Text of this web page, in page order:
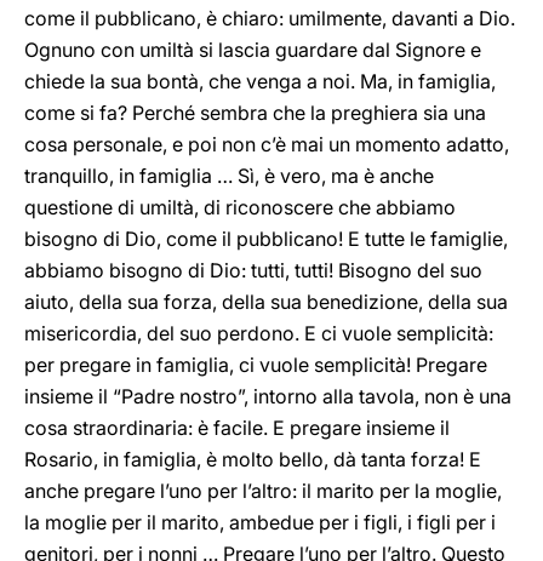
come il pubblicano, è chiaro: umilmente, davanti a Dio.
Ognuno con umiltà si lascia guardare dal Signore e
chiede la sua bontà, che venga a noi. Ma, in famiglia,
come si fa? Perché sembra che la preghiera sia una
cosa personale, e poi non c’è mai un momento adatto,
tranquillo, in famiglia … Sì, è vero, ma è anche
questione di umiltà, di riconoscere che abbiamo
bisogno di Dio, come il pubblicano! E tutte le famiglie,
abbiamo bisogno di Dio: tutti, tutti! Bisogno del suo
aiuto, della sua forza, della sua benedizione, della sua
misericordia, del suo perdono. E ci vuole semplicità:
per pregare in famiglia, ci vuole semplicità! Pregare
insieme il “Padre nostro”, intorno alla tavola, non è una
cosa straordinaria: è facile. E pregare insieme il
Rosario, in famiglia, è molto bello, dà tanta forza! E
anche pregare l’uno per l’altro: il marito per la moglie,
la moglie per il marito, ambedue per i figli, i figli per i
genitori, per i nonni … Pregare l’uno per l’altro. Questo